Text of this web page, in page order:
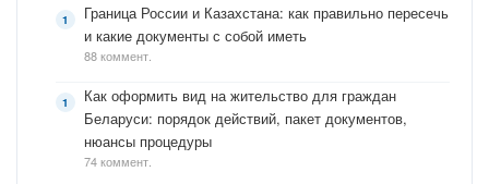
Граница России и Казахстана: как правильно пересечь
и какие документы с собой иметь
88 коммент.
Как оформить вид на жительство для граждан
Беларуси: порядок действий, пакет документов,
нюансы процедуры
74 коммент.